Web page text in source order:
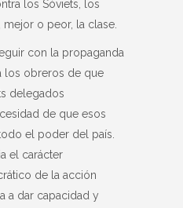
los Sóviets, los
o peor, la clase.
con la propaganda
los obreros de que
delegados
de que esos
el poder del país.
el carácter
de la acción
a dar capacidad y